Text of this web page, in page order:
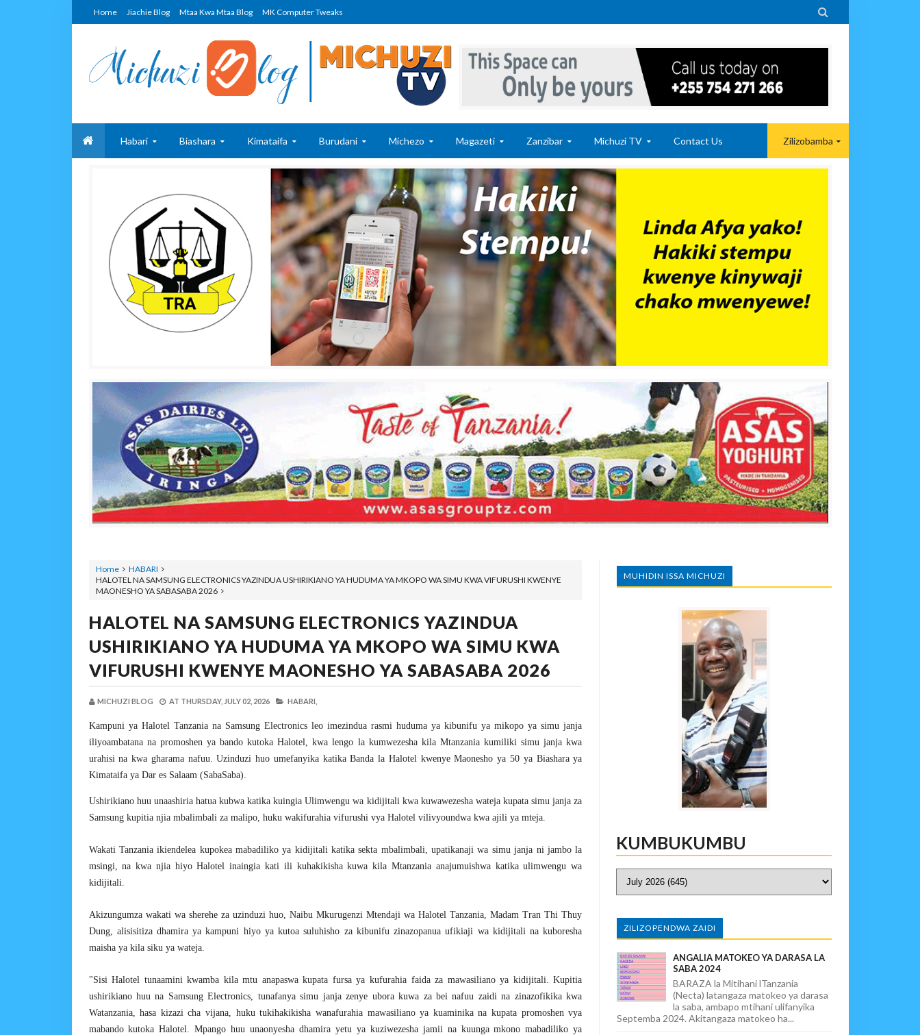
Home Jiachie Blog Mtaa Kwa Mtaa Blog MK Computer Tweaks 
Habari Biashara Kimataifa Burudani Michezo Magazeti Zanzibar Michuzi TV Contact Us Zilizobamba
Home
HABARI
HALOTEL NA SAMSUNG ELECTRONICS YAZINDUA USHIRIKIANO YA HUDUMA YA MKOPO WA SIMU KWA VIFURUSHI KWENYE
MAONESHO YA SABASABA 2026
HALOTEL NA SAMSUNG ELECTRONICS YAZINDUA
USHIRIKIANO YA HUDUMA YA MKOPO WA SIMU KWA
VIFURUSHI KWENYE MAONESHO YA SABASABA 2026
MICHUZI BLOG AT THURSDAY, JULY 02, 2026 HABARI,
Kampuni ya Halotel Tanzania na Samsung Electronics leo imezindua rasmi huduma ya kibunifu ya mikopo ya simu janja
iliyoambatana na promoshen ya bando kutoka Halotel, kwa lengo la kumwezesha kila Mtanzania kumiliki simu janja kwa
urahisi na kwa gharama nafuu. Uzinduzi huo umefanyika katika Banda la Halotel kwenye Maonesho ya 50 ya Biashara ya
Kimataifa ya Dar es Salaam (SabaSaba).
Ushirikiano huu unaashiria hatua kubwa katika kuingia Ulimwengu wa kidijitali kwa kuwawezesha wateja kupata simu janja za
Samsung kupitia njia mbalimbali za malipo, huku wakifurahia vifurushi vya Halotel vilivyoundwa kwa ajili ya mteja.
Wakati Tanzania ikiendelea kupokea mabadiliko ya kidijitali katika sekta mbalimbali, upatikanaji wa simu janja ni jambo la
msingi, na kwa njia hiyo Halotel inaingia kati ili kuhakikisha kuwa kila Mtanzania anajumuishwa katika ulimwengu wa
kidijitali.
Akizungumza wakati wa sherehe za uzinduzi huo, Naibu Mkurugenzi Mtendaji wa Halotel Tanzania, Madam Tran Thi Thuy
Dung, alisisitiza dhamira ya kampuni hiyo ya kutoa suluhisho za kibunifu zinazopanua ufikiaji wa kidijitali na kuboresha
maisha ya kila siku ya wateja.
"Sisi Halotel tunaamini kwamba kila mtu anapaswa kupata fursa ya kufurahia faida za mawasiliano ya kidijitali. Kupitia
ushirikiano huu na Samsung Electronics, tunafanya simu janja zenye ubora kuwa za bei nafuu zaidi na zinazofikika kwa
Watanzania, hasa kizazi cha vijana, huku tukihakikisha wanafurahia mawasiliano ya kuaminika na kupata promoshen vya
mabando kutoka Halotel. Mpango huu unaonyesha dhamira yetu ya kuziwezesha jamii na kuunga mkono mabadiliko ya
MUHIDIN ISSA MICHUZI
KUMBUKUMBU
ZILIZOPENDWA ZAIDI
ANGALIA MATOKEO YA DARASA LA
SABA 2024
BARAZA la Mitihani lTanzania
(Necta) latangaza matokeo ya darasa
la saba, ambapo mtihani ulifanyika
Septemba 2024. Akitangaza matokeo ha...